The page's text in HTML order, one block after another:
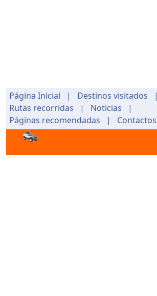
Página Inicial | Destinos visitados
|
Rutas recorridas
| Noticias
|
Páginas recomendadas
|
Contactos